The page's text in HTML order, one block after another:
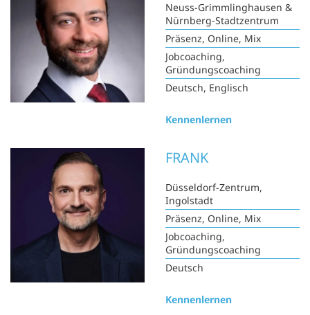
Neuss-Grimmlinghausen &
Nürnberg-Stadtzentrum
Präsenz, Online, Mix
Jobcoaching,
Gründungscoaching
Deutsch, Englisch
Kennenlernen
FRANK
Düsseldorf-Zentrum,
Ingolstadt
Präsenz, Online, Mix
Jobcoaching,
Gründungscoaching
Deutsch
Kennenlernen